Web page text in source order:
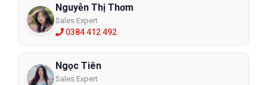
Nguyễn Thị Thơm
Sales Expert
0384 412 492
Ngọc Tiên
Sales Expert